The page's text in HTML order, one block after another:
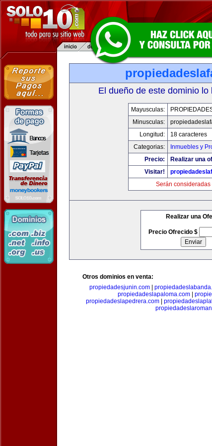
El dueño de este dominio lo
Mayusculas:
Minusculas:
Longitud:
18 caracteres
Categorias:
Inmuebles y
Precio:
Realizar una
Visitar!
Serán consideradas
Realizar una
Precio Ofrecido $
Otros dominios en venta:
propiedadesjunin.com
propiedadeslapaloma.com
propiedadeslapedrera.com|